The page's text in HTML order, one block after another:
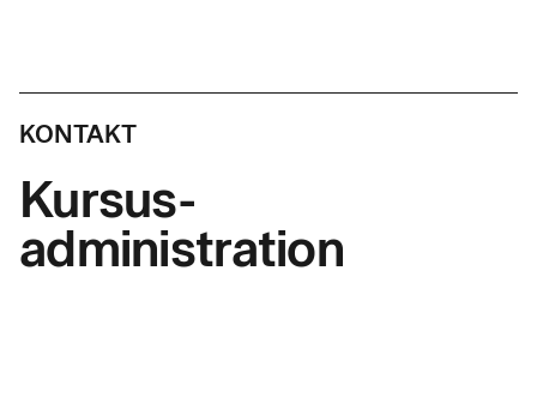
Varighed
0,5 dag
KONTAKT
Kursus-
administration